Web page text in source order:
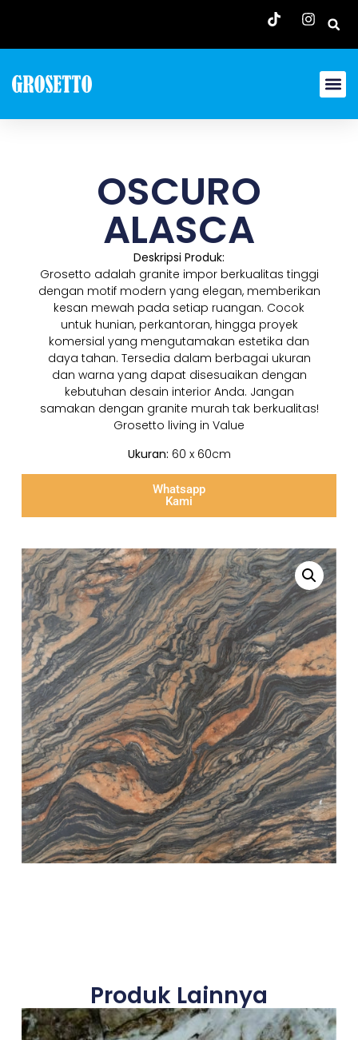
OSCURO
ALASCA
Deskripsi Produk:
Grosetto adalah granite impor berkualitas tinggi
dengan motif modern yang elegan, memberikan
kesan mewah pada setiap ruangan. Cocok
untuk hunian, perkantoran, hingga proyek
komersial yang mengutamakan estetika dan
daya tahan. Tersedia dalam berbagai ukuran
dan warna yang dapat disesuaikan dengan
kebutuhan desain interior Anda. Jangan
samakan dengan granite murah tak berkualitas!
Grosetto living in Value
Ukuran: 60 x 60cm
Whatsapp
Kami
Produk Lainnya